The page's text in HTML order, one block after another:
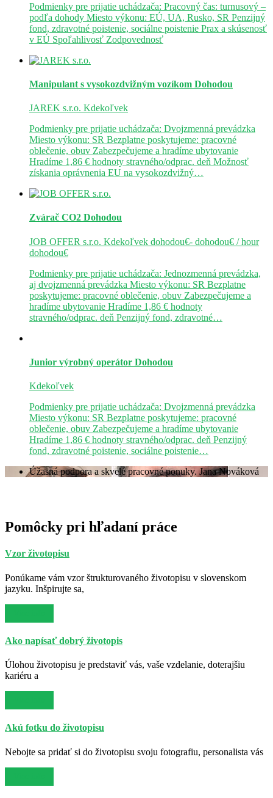
Podmienky pre prijatie uchádzača: Pracovný čas: turnusový –
podľa dohody Miesto výkonu: EÚ, UA, Rusko, SR Penzijný
fond, zdravotné poistenie, sociálne poistenie Prax a skúsenosť
v EÚ Spoľahlivosť Zodpovednosť
Manipulant s vysokozdvižným vozíkom Dohodou
JAREK s.r.o. Kdekoľvek
Podmienky pre prijatie uchádzača: Dvojzmenná prevádzka
Miesto výkonu: SR Bezplatne poskytujeme: pracovné
oblečenie, obuv Zabezpečujeme a hradíme ubytovanie
Hradíme 1,86 € hodnoty stravného/odprac. deň Možnosť
získania oprávnenia EU na vysokozdvižný…
Zvárač CO2 Dohodou
JOB OFFER s.r.o. Kdekoľvek dohodou€- dohodou€ / hour
dohodou€
Podmienky pre prijatie uchádzača: Jednozmenná prevádzka,
aj dvojzmenná prevádzka Miesto výkonu: SR Bezplatne
poskytujeme: pracovné oblečenie, obuv Zabezpečujeme a
hradíme ubytovanie Hradíme 1,86 € hodnoty
stravného/odprac. deň Penzijný fond, zdravotné…
Junior výrobný operátor Dohodou
Kdekoľvek
Podmienky pre prijatie uchádzača: Dvojzmenná prevádzka
Miesto výkonu: SR Bezplatne poskytujeme: pracovné
oblečenie, obuv Zabezpečujeme a hradíme ubytovanie
Hradíme 1,86 € hodnoty stravného/odprac. deň Penzijný
fond, zdravotné poistenie, sociálne poistenie…
Úžasná podpora a skvelé pracovné ponuky.Jana Nováková
Pomôcky pri hľadaní práce
Vzor životopisu
Ponúkame vám vzor štrukturovaného životopisu v slovenskom
jazyku. Inšpirujte sa,
Ako napísať dobrý životopis
Úlohou životopisu je predstaviť vás, vaše vzdelanie, doterajšiu
kariéru a
Akú fotku do životopisu
Nebojte sa pridať si do životopisu svoju fotografiu, personalista vás